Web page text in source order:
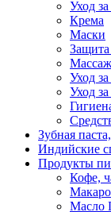
Уход
Крема
Маски
Защита
Уход
Уход
Зубная
Индийские
Продукты
Кофе,
Масло